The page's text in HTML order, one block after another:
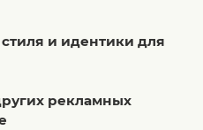
и идентики для
рекламных